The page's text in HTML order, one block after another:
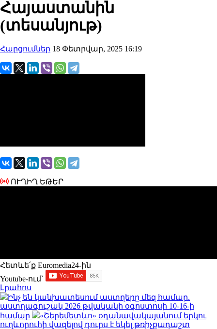
Հայաստանին
(տեսանյութ)
Հարցումներ 18 Փետրվար, 2025 16:19
ՈՒՂԻՂ ԵԹԵՐ
Հետևե՛ք Euromedia24-ին
Youtube-ում`
Լրահոս
Ինչ են կանխատեսում աստղերը մեզ համար.
աստղագուշակ 2026 թվականի օգոստոսի 10-16-ի
համար
«Շերեմետևո» օդանավակայանում երկու
ուղևորուհի վազելով դուրս է եկել թռիչքադաշտ